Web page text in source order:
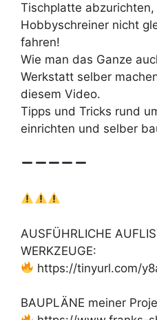
Tischplatte abzurichten,
Hobbyschreiner nicht
fahren!
Wie man das Ganze
Werkstatt selber
diesem Video.
Tipps und Tricks rund
einrichten und selber
AUSFÜHRLICHE
WERKZEUGE:
https://tinyurl.com/
BAUPLÄNE meiner